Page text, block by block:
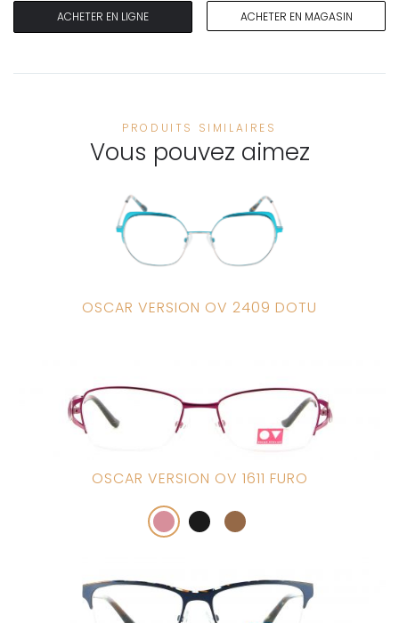
ACHETER EN LIGNE ACHETER EN MAGASIN
PRODUITS SIMILAIRES
Vous pouvez aimez
OSCAR VERSION OV 2409 DOTU
OSCAR VERSION OV 1611 FURO